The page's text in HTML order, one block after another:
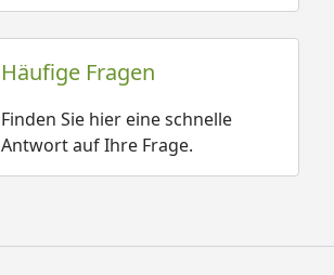
Häufige Fragen
Finden Sie hier eine schnelle
Antwort auf Ihre Frage.